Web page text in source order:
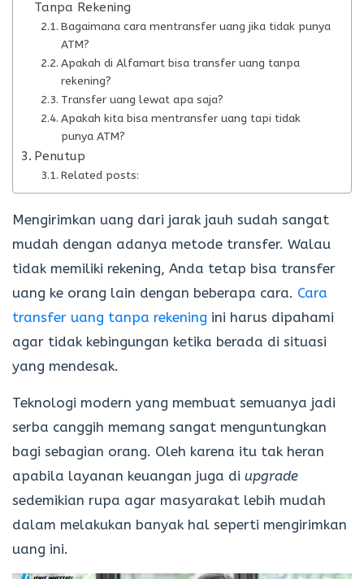
Tanpa Rekening
Bagaimana cara mentransfer uang jika tidak punya
ATM?
Apakah di Alfamart bisa transfer uang tanpa
rekening?
Transfer uang lewat apa saja?
Apakah kita bisa mentransfer uang tapi tidak
punya ATM?
Penutup
Related posts:
Mengirimkan uang dari jarak jauh sudah sangat
mudah dengan adanya metode transfer. Walau
tidak memiliki rekening, Anda tetap bisa transfer
uang ke orang lain dengan beberapa cara. Cara
transfer uang tanpa rekening ini harus dipahami
agar tidak kebingungan ketika berada di situasi
yang mendesak.
Teknologi modern yang membuat semuanya jadi
serba canggih memang sangat menguntungkan
bagi sebagian orang. Oleh karena itu tak heran
apabila layanan keuangan juga di upgrade
sedemikian rupa agar masyarakat lebih mudah
dalam melakukan banyak hal seperti mengirimkan
uang ini.